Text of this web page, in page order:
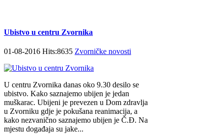
Ubistvo u centru Zvornika
01-08-2016 Hits:8635 Zvorničke novosti
U centru Zvornika danas oko 9.30 desilo se
ubistvo. Kako saznajemo ubijen je jedan
muškarac. Ubijeni je prevezen u Dom zdravlja
u Zvorniku gdje je pokušana reanimacija, a
kako nezvanično saznajemo ubijen je Č.Đ. Na
mjestu događaja su jake...